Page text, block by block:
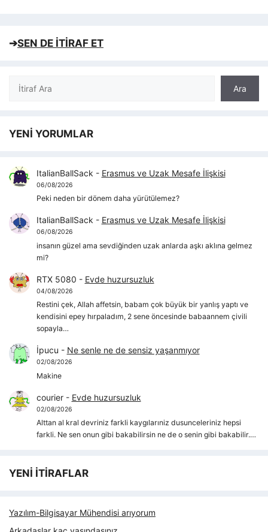
➔SEN DE İTİRAF ET
Ara
Ara
YENİ YORUMLAR
ItalianBallSack - Erasmus ve Uzak Mesafe İlişkisi
06/08/2026
Peki neden bir dönem daha yürütülemez?
ItalianBallSack - Erasmus ve Uzak Mesafe İlişkisi
06/08/2026
insanın güzel ama sevdiğinden uzak anlarda aşkı aklına gelmez
mi?
RTX 5080 - Evde huzursuzluk
04/08/2026
Restini çek, Allah affetsin, babam çok büyük bir yanlış yaptı ve
kendisini epey hırpaladım, 2 sene öncesinde babaannem çivili
sopayla…
İpucu - Ne senle ne de sensiz yaşanmıyor
02/08/2026
Makine
courier- Evde huzursuzluk
02/08/2026
Alttan al kral devriniz farkli kaygılarıniz dusunceleriniz hepsi
farkli. Ne sen onun gibi bakabilirsin ne de o senin gibi bakabilir.…
YENİ İTİRAFLAR
Yazılım-Bilgisayar Mühendisi arıyorum